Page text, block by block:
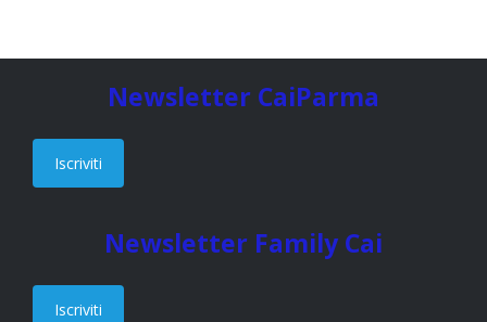
Newsletter CaiParma
Iscriviti
Newsletter Family Cai
Iscriviti